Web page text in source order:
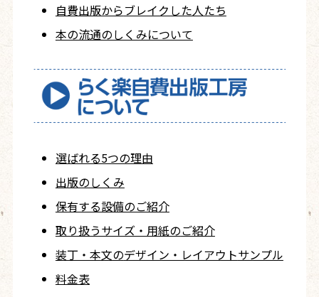
自費出版からブレイクした人たち
本の流通のしくみについて
選ばれる5つの理由
出版のしくみ
保有する設備のご紹介
取り扱うサイズ・用紙のご紹介
装丁・本文のデザイン・レイアウトサンプル
料金表